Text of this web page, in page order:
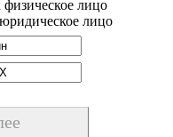
физическое лицо
лицо